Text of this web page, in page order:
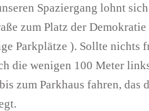
Spaziergang lohnt sich
zum Platz der
Parkplätze ). Sollte nichts
die wenigen 100 Meter
zum Parkhaus fahren, das